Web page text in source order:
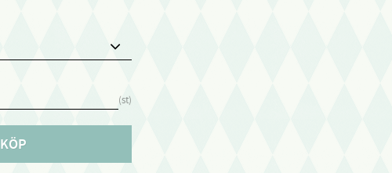
st
KÖP